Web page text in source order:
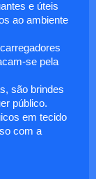
e úteis
ao ambiente
se pela
são brindes
público.
em tecido
com a